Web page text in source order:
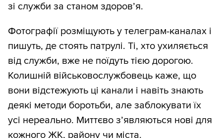
зі служби за станом здоров’я.
Фотографії розміщують у телеграм-каналах і
пишуть, де стоять патрулі. Ті, хто ухиляється
від служби, вже не поїдуть тією дорогою.
Колишній військовослужбовець каже, що
вони відстежують ці канали і навіть знають
деякі методи боротьби, але заблокувати їх
усі нереально. Миттєво з’являються нові для
кожного ЖК, району чи міста.